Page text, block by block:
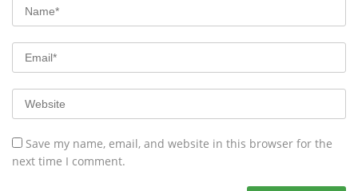
Save my name, email, and website in this browser for the
next time I comment.